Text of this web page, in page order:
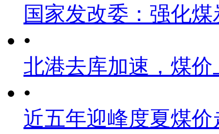
国家发改委：强化
•
北港去库加速，煤
•
近五年迎峰度夏煤价